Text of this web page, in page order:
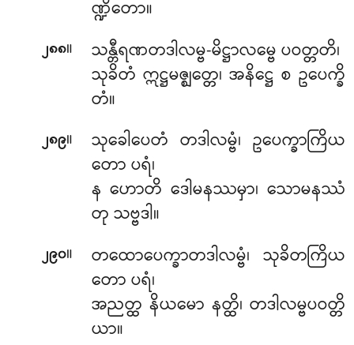
ဏ္ဍိတော။
၂၈၈။ သန္တီရဏတဒါလမ္ဗ-မိဋ္ဌာလမ္ဗေပဝတ္တတိ၊
သုခိတံ ဣဋ္ဌမဇ္ဈတ္တေ၊ အနိဋ္ဌေ စ ဥပေက္ခိ
တံ။
၂၈၉။
သုခေါပေတံ တဒါလမ္ဗံ၊ ဥပေက္ခာကြိယ
တော ပရံ၊
န ဟောတိ ဒေါမနဿမှာ၊ သောမနဿံ
တု သဗ္ဗဒါ။
၂၉၀။
တထောပေက္ခာတဒါလမ္ဗံ၊ သုခိတကြိယ
တော ပရံ၊
အညတ္ထ နိယမော နတ္ထိ၊ တဒါလမ္ဗပဝတ္တိ
ယာ။